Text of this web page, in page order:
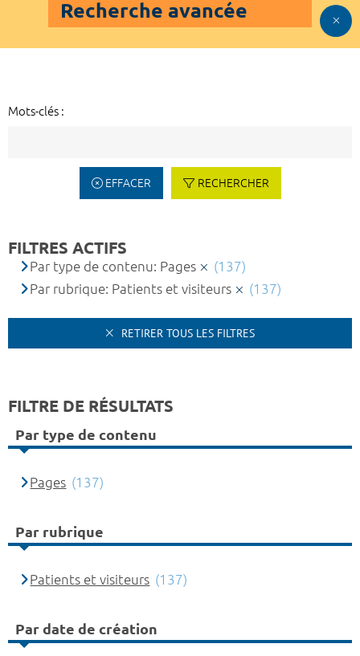
Recherche avancée
Mots-clés :
EFFACER RECHERCHER
FILTRES ACTIFS
Par type de contenu: Pages
(137)
Par rubrique: Patients et visiteurs
(137)
RETIRER TOUS LES FILTRES
FILTRE DE RÉSULTATS
Par type de contenu
Pages (137)
Par rubrique
Patients et visiteurs (137)
Par date de création